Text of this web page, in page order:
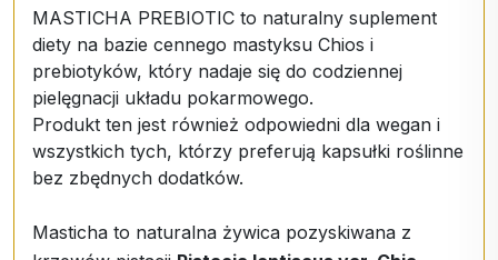
MASTICHA PREBIOTIC to naturalny suplement
diety na bazie cennego mastyksu Chios i
prebiotyków, który nadaje się do codziennej
pielęgnacji układu pokarmowego.
Produkt ten jest również odpowiedni dla wegan i
wszystkich tych, którzy preferują kapsułki roślinne
bez zbędnych dodatków.
Masticha to naturalna żywica pozyskiwana z